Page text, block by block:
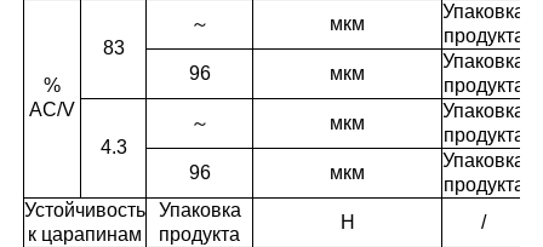
%
AC/V
83
～ мкм
Упаковка
продукта
96
мкм
Упаковка
продукта
4.3
～ мкм
Упаковка
продукта
96
мкм
Упаковка
продукта
Устойчивость
к царапинам
Упаковка
продукта
H /